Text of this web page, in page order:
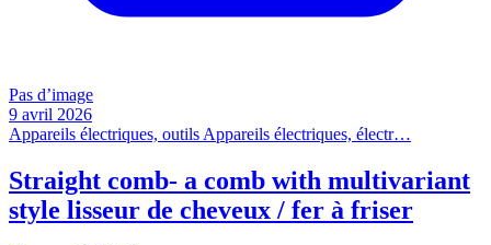
Pas d’image
9 avril 2026
Appareils électriques, outils Appareils électriques, électr…
Straight comb- a comb with multivariant
style lisseur de cheveux / fer à friser